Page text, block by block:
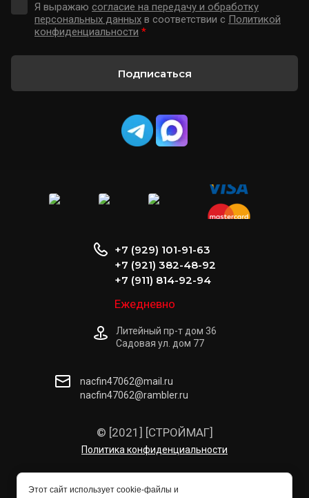
Я выражаю согласие на передачу и обработку
персональных данных в соответствии с Политикой
конфиденциальности *
Подписаться
© [2021] [СТРОЙМАГ]
Политика конфиденциальности
+7 (929) 101-91-63
+7 (921) 382-48-92
+7 (911) 814-92-94
Ежедневно
Литейный пр-т дом 36
Садовая ул. дом 77
nacfin47062@mail.ru
nacfin47062@rambler.ru
Этот сайт использует cookie-файлы и